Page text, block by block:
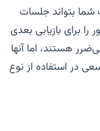
شما بتواند جلسات
برای بازیابی بعدی
هستند، اما آنها
در استفاده از نوع